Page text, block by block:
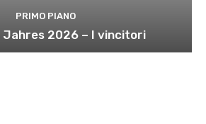
PRIMO PIANO
Jahres 2026 – I vincitori